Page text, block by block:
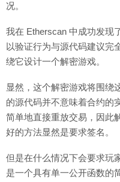
况。
我在 Etherscan 中成功发现
以验证行为与源代码建议完
绕它设计一个解密游戏。
显然，这个解密游戏将围绕
的源代码并不意味着合约的
简单地直接重放交易，因此
好的方法显然是要求签名。
但是在什么情况下会要求玩
是一个具有单一公开函数的